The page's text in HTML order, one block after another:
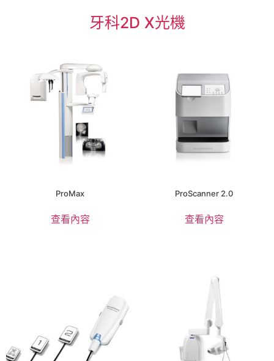
牙科2D X光機
ProMax
查看內容
ProScanner 2.0
查看內容